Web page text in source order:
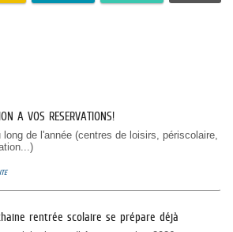
A VOS RESERVATIONS!
long de l'année (centres de loisirs, périscolaire,
rentrée scolaire se prépare déjà